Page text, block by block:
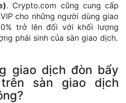
. Crypto.com cũng cung cấp
cho những người dùng giao
trở lên đối với khối lượng
phái sinh của sàn giao dịch.
giao dịch đòn bẩy
sàn giao dịch